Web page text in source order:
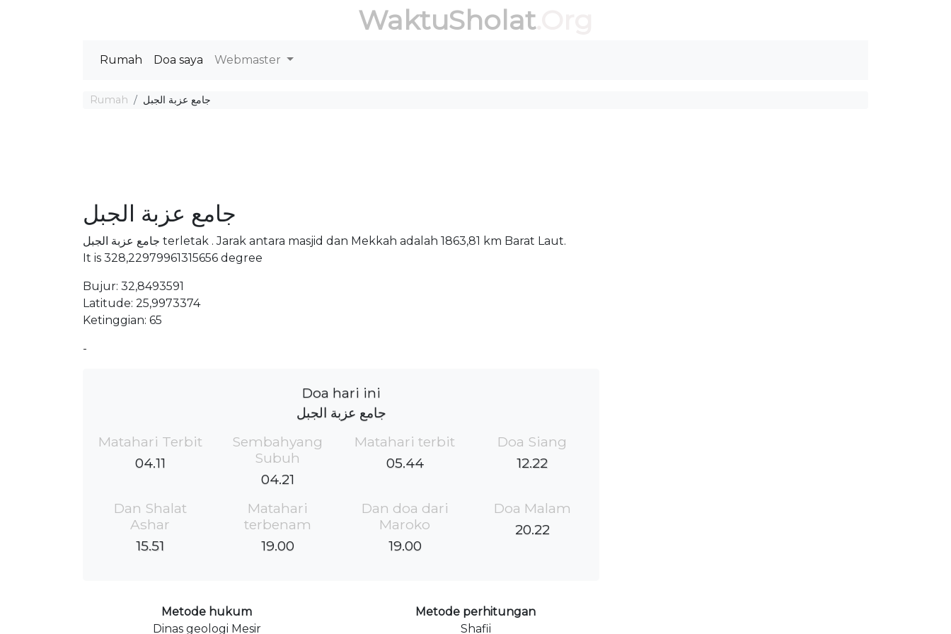
WaktuSholat.Org
Rumah Doa saya Webmaster
Rumah جامع عزبة الجبل
جامع عزبة الجبل
جامع عزبة الجبل terletak . Jarak antara masjid dan Mekkah adalah 1863,81 km Barat Laut.
It is 328,22979961315656 degree
Bujur: 32,8493591
Latitude: 25,9973374
Ketinggian: 65
-
Doa hari ini
جامع عزبة الجبل
Matahari Terbit
04.11
Sembahyang
Subuh
04.21
Matahari terbit
05.44
Doa Siang
12.22
Dan Shalat
Ashar
15.51
Matahari
terbenam
19.00
Dan doa dari
Maroko
19.00
Doa Malam
20.22
Metode hukum
Dinas geologi Mesir
Metode perhitungan
Shafii